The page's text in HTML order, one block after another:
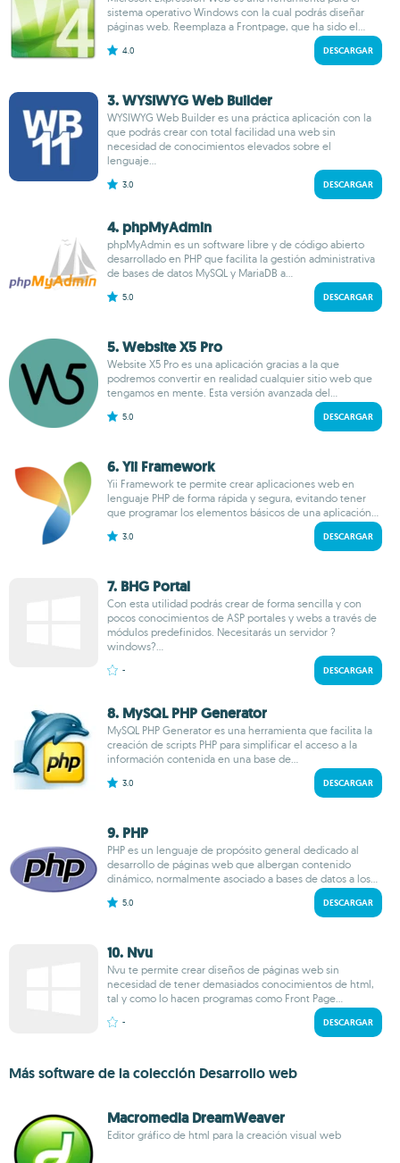
sistema operativo Windows con la cual podrás diseñar
páginas web. Reemplaza a Frontpage, que ha sido el...
4.0 DESCARGAR
3. WYSIWYG Web Builder
WYSIWYG Web Builder es una práctica aplicación con la
que podrás crear con total facilidad una web sin
necesidad de conocimientos elevados sobre el
lenguaje...
3.0 DESCARGAR
4. phpMyAdmin
phpMyAdmin es un software libre y de código abierto
desarrollado en PHP que facilita la gestión administrativa
de bases de datos MySQL y MariaDB a...
5.0 DESCARGAR
5. Website X5 Pro
Website X5 Pro es una aplicación gracias a la que
podremos convertir en realidad cualquier sitio web que
tengamos en mente. Esta versión avanzada del...
5.0 DESCARGAR
6. Yii Framework
Yii Framework te permite crear aplicaciones web en
lenguaje PHP de forma rápida y segura, evitando tener
que programar los elementos básicos de una aplicación...
3.0 DESCARGAR
7. BHG Portal
Con esta utilidad podrás crear de forma sencilla y con
pocos conocimientos de ASP portales y webs a través de
módulos predefinidos. Necesitarás un servidor ?
windows?...
- DESCARGAR
8. MySQL PHP Generator
MySQL PHP Generator es una herramienta que facilita la
creación de scripts PHP para simplificar el acceso a la
información contenida en una base de...
3.0 DESCARGAR
9. PHP
PHP es un lenguaje de propósito general dedicado al
desarrollo de páginas web que albergan contenido
dinámico, normalmente asociado a bases de datos a los...
5.0 DESCARGAR
10. Nvu
Nvu te permite crear diseños de páginas web sin
necesidad de tener demasiados conocimientos de html,
tal y como lo hacen programas como Front Page...
- DESCARGAR
Más software de la colección Desarrollo web
Macromedia DreamWeaver
Editor gráfico de html para la creación visual web